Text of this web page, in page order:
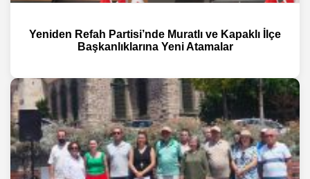
Yeniden Refah Partisi’nde Muratlı ve Kapaklı İlçe
Başkanlıklarına Yeni Atamalar